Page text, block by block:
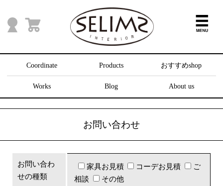
Coordinate Products おすすめshop
Works Blog About us
お問い合わせ
お問い合わ
せの種類
家具お見積 コーデお見積
ご
相談
その他